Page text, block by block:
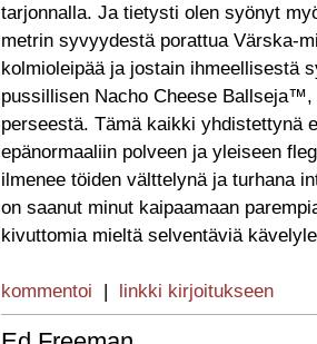
tarjonnalla. Ja tietysti olen syönyt
metrin syvyydestä porattua Värska-
kolmioleipää ja jostain ihmeellisestä
pussillisen Nacho Cheese
perseestä. Tämä kaikki yhdistettynä
epänormaaliin polveen ja yleiseen
ilmenee töiden välttelynä ja turhana
on saanut minut kaipaamaan
kivuttomia mieltä selventäviä
kommentoi | linkki kirjoitukseen